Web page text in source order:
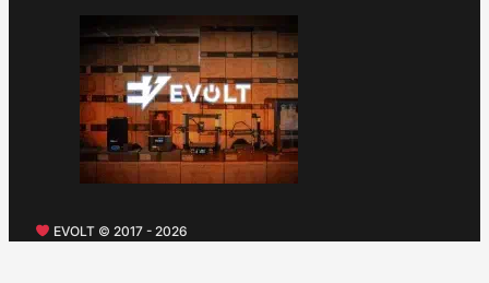
EVOLT © 2017 - 2026